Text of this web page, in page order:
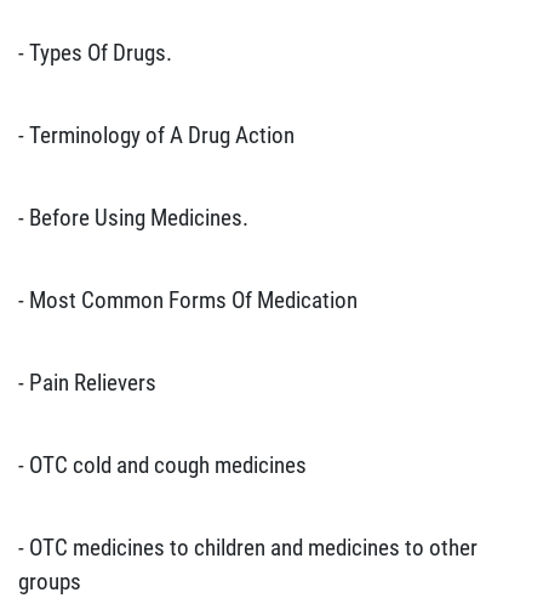
- Types Of Drugs.
- Terminology of A Drug Action
- Before Using Medicines.
- Most Common Forms Of Medication
- Pain Relievers
- OTC cold and cough medicines
- OTC medicines to children and medicines to other
groups